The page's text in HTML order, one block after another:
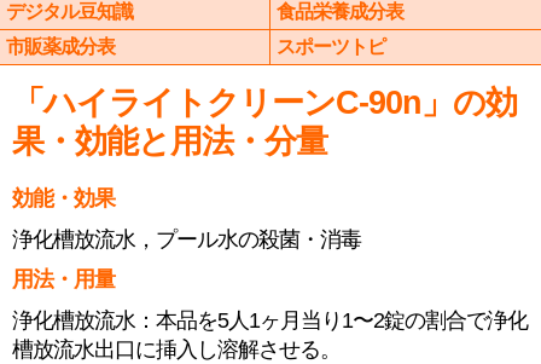
デジタル豆知識
食品栄養成分表
市販薬成分表
スポーツトピ
「ハイライトクリーンC-90n」の効
果・効能と用法・分量
効能・効果
浄化槽放流水，プール水の殺菌・消毒
用法・用量
浄化槽放流水：本品を5人1ヶ月当り1〜2錠の割合で浄化
槽放流水出口に挿入し溶解させる。